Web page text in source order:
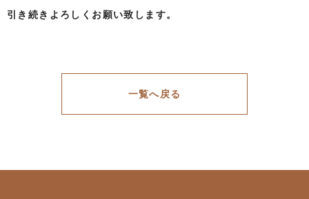
引き続きよろしくお願い致します。
一覧へ戻る